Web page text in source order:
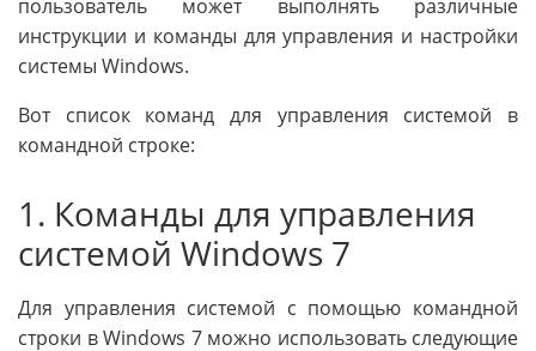
пользователь может выполнять различные
инструкции и команды для управления и настройки
системы Windows.
Вот список команд для управления системой в
командной строке:
1. Команды для управления
системой Windows 7
Для управления системой с помощью командной
строки в Windows 7 можно использовать следующие